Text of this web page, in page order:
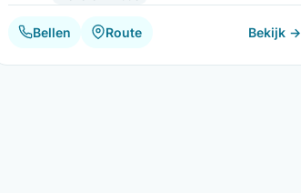
Bellen Route Bekijk →